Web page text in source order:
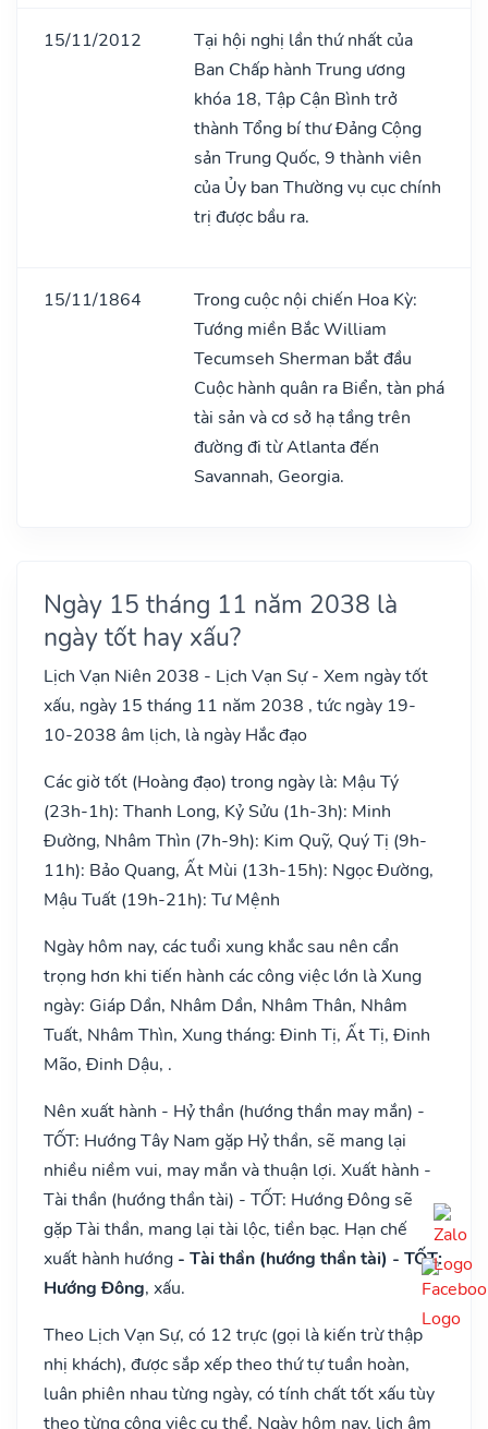
15/11/2012
Tại hội nghị lần thứ nhất của
Ban Chấp hành Trung ương
khóa 18, Tập Cận Bình trở
thành Tổng bí thư Đảng Cộng
sản Trung Quốc, 9 thành viên
của Ủy ban Thường vụ cục chính
trị được bầu ra.
15/11/1864
Trong cuộc nội chiến Hoa Kỳ:
Tướng miền Bắc William
Tecumseh Sherman bắt đầu
Cuộc hành quân ra Biển, tàn phá
tài sản và cơ sở hạ tầng trên
đường đi từ Atlanta đến
Savannah, Georgia.
Ngày 15 tháng 11 năm 2038 là
ngày tốt hay xấu?
Lịch Vạn Niên 2038 - Lịch Vạn Sự - Xem ngày tốt
xấu, ngày 15 tháng 11 năm 2038 , tức ngày 19-
10-2038 âm lịch, là ngày Hắc đạo
Các giờ tốt (Hoàng đạo) trong ngày là: Mậu Tý
(23h-1h): Thanh Long, Kỷ Sửu (1h-3h): Minh
Đường, Nhâm Thìn (7h-9h): Kim Quỹ, Quý Tị (9h-
11h): Bảo Quang, Ất Mùi (13h-15h): Ngọc Đường,
Mậu Tuất (19h-21h): Tư Mệnh
Ngày hôm nay, các tuổi xung khắc sau nên cẩn
trọng hơn khi tiến hành các công việc lớn là Xung
ngày: Giáp Dần, Nhâm Dần, Nhâm Thân, Nhâm
Tuất, Nhâm Thìn, Xung tháng: Đinh Tị, Ất Tị, Đinh
Mão, Đinh Dậu, .
Nên xuất hành - Hỷ thần (hướng thần may mắn) -
TỐT: Hướng Tây Nam gặp Hỷ thần, sẽ mang lại
nhiều niềm vui, may mắn và thuận lợi. Xuất hành -
Tài thần (hướng thần tài) - TỐT: Hướng Đông sẽ
gặp Tài thần, mang lại tài lộc, tiền bạc. Hạn chế
xuất hành hướng - Tài thần (hướng thần tài) - TỐT:
Hướng Đông, xấu.
Theo Lịch Vạn Sự, có 12 trực (gọi là kiến trừ thập
nhị khách), được sắp xếp theo thứ tự tuần hoàn,
luân phiên nhau từng ngày, có tính chất tốt xấu tùy
theo từng công việc cụ thể. Ngày hôm nay, lịch âm